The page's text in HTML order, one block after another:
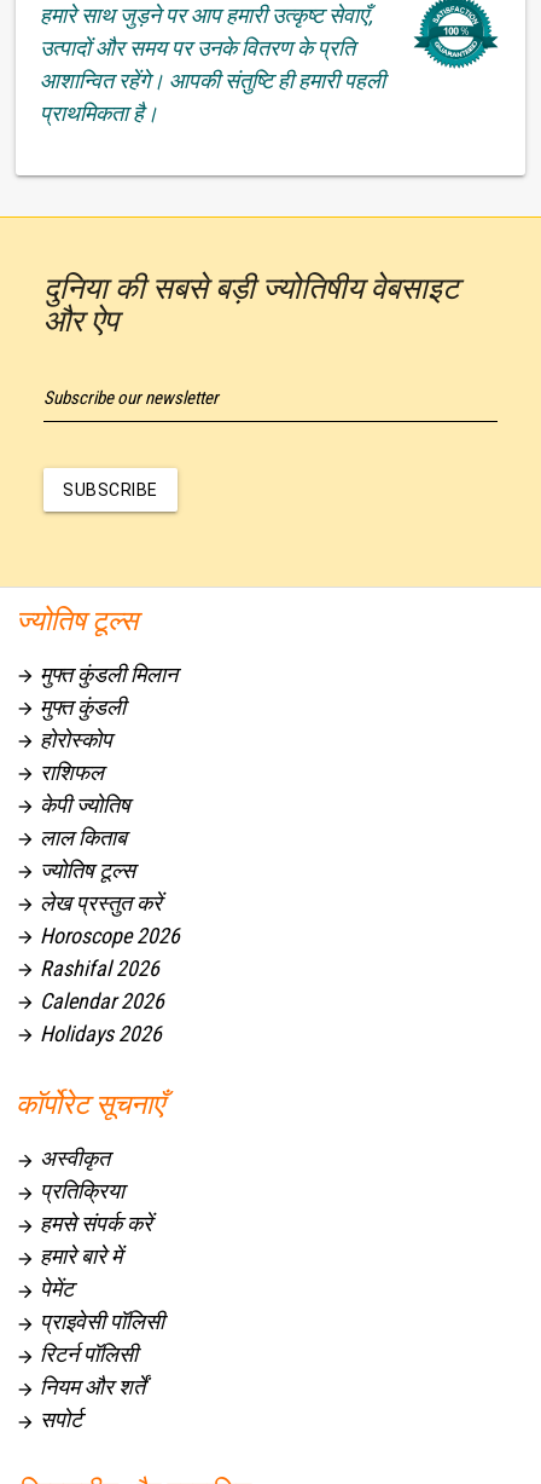
हमारे साथ जुड़ने पर आप हमारी उत्कृष्ट सेवाएँ,
उत्पादों और समय पर उनके वितरण के प्रति
आशान्वित रहेंगे। आपकी संतुष्टि ही हमारी पहली
प्राथमिकता है।
दुनिया की सबसे बड़ी ज्योतिषीय वेबसाइट
और ऐप
Subscribe our newsletter
SUBSCRIBE
ज्योतिष टूल्स
 मुफ्त कुंडली मिलान
 मुफ्त कुंडली
 होरोस्कोप
 राशिफल
 केपी ज्योतिष
 लाल किताब
 ज्योतिष टूल्स
 लेख प्रस्तुत करें
 Horoscope 2026
 Rashifal 2026
 Calendar 2026
 Holidays 2026
कॉर्पोरेट सूचनाएँ
 अस्वीकृत
 प्रतिक्रिया
 हमसे संपर्क करें
 हमारे बारे में
 पेमेंट
 प्राइवेसी पॉलिसी
 रिटर्न पॉलिसी
 नियम और शर्तें
 सपोर्ट